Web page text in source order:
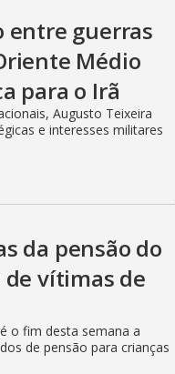
entre guerras
Médio
para o Irã
Augusto Teixeira
e interesses militares
da pensão do
de vítimas de
o fim desta semana a
de pensão para crianças